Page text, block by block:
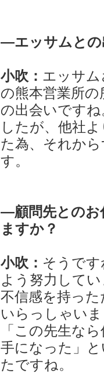
―エッサムとの
小吹： エッサ
の熊本営業所
の出会いです
したが、他社
た為、それか
す。
―顧問先とのお
ますか？
小吹： そうで
よう努力して
不信感を持っ
いらっしゃい
「この先生な
手になった」
たですね。